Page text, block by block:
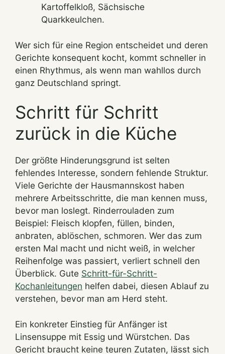
Kartoffelkloß, Sächsische
Quarkkeulchen.
Wer sich für eine Region entscheidet und deren
Gerichte konsequent kocht, kommt schneller in
einen Rhythmus, als wenn man wahllos durch
ganz Deutschland springt.
Schritt für Schritt
zurück in die Küche
Der größte Hinderungsgrund ist selten
fehlendes Interesse, sondern fehlende Struktur.
Viele Gerichte der Hausmannskost haben
mehrere Arbeitsschritte, die man kennen muss,
bevor man loslegt. Rinderrouladen zum
Beispiel: Fleisch klopfen, füllen, binden,
anbraten, ablöschen, schmoren. Wer das zum
ersten Mal macht und nicht weiß, in welcher
Reihenfolge was passiert, verliert schnell den
Überblick. Gute Schritt-für-Schritt-
Kochanleitungen helfen dabei, diesen Ablauf zu
verstehen, bevor man am Herd steht.
Ein konkreter Einstieg für Anfänger ist
Linsensuppe mit Essig und Würstchen. Das
Gericht braucht keine teuren Zutaten, lässt sich